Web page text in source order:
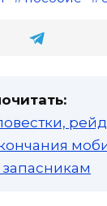
запасникам